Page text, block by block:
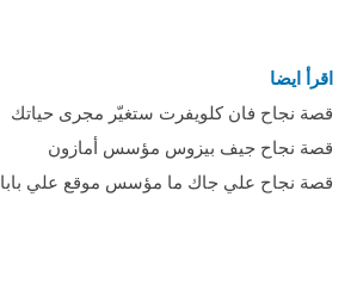
اقرأ ايضا
قصة نجاح فان كلويفرت ستغيّر مجرى حياتك
قصة نجاح جيف بيزوس مؤسس أمازون
قصة نجاح علي جاك ما مؤسس موقع علي بابا